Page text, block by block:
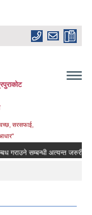
सरसफाई,
सम्बन्धी अत्यन्त जरुरी सुचना ।